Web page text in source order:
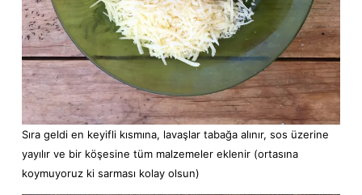
Sıra geldi en keyifli kısmına, lavaşlar tabağa alınır, sos üzerine
yayılır ve bir köşesine tüm malzemeler eklenir (ortasına
koymuyoruz ki sarması kolay olsun)